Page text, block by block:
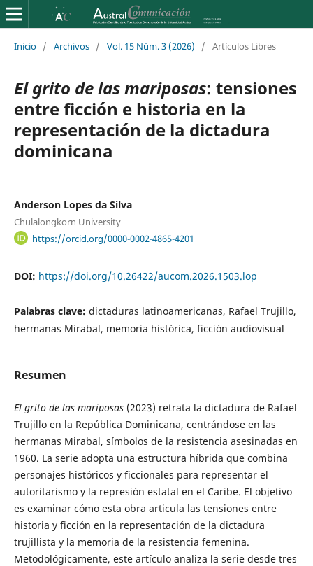
Inicio / Archivos / Vol. 15 Núm. 3 (2026) / Artículos Libres
El grito de las mariposas: tensiones
entre ficción e historia en la
representación de la dictadura
dominicana
Anderson Lopes da Silva
Chulalongkorn University
https://orcid.org/0000-0002-4865-4201
DOI: https://doi.org/10.26422/aucom.2026.1503.lop
Palabras clave: dictaduras latinoamericanas, Rafael Trujillo,
hermanas Mirabal, memoria histórica, ficción audiovisual
Resumen
El grito de las mariposas(2023) retrata la dictadura de Rafael
Trujillo en la República Dominicana, centrándose en las
hermanas Mirabal, símbolos de la resistencia asesinadas en
1960. La serie adopta una estructura híbrida que combina
personajes históricos y ficcionales para representar el
autoritarismo y la represión estatal en el Caribe. El objetivo
es examinar cómo esta obra articula las tensiones entre
historia y ficción en la representación de la dictadura
trujillista y la memoria de la resistencia femenina.
Metodológicamente, este artículo analiza la serie desde tres